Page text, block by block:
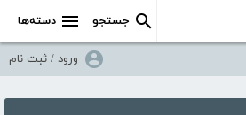
دسته‌ها جستجو
ورود / ثبت نام